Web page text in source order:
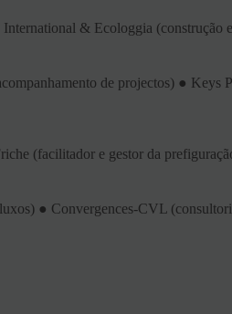
& Ecologgia
de projectos) ● Keys
(facilitador e gestor da
● Convergences-CVL